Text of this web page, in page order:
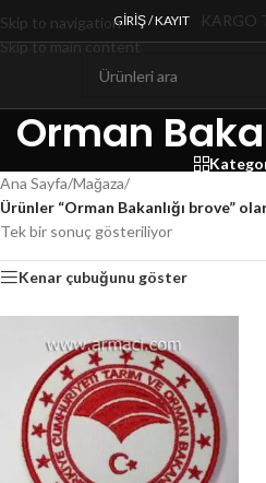
Skip to navigation
Skip to main content
GIRIŞ / KAYIT KARGO
Orman
Ana Sayfa/Mağaza/
Ürünler “Orman Bakanlığı brove”
Tek bir sonuç gösteriliyor
Kenar çubuğunu göster